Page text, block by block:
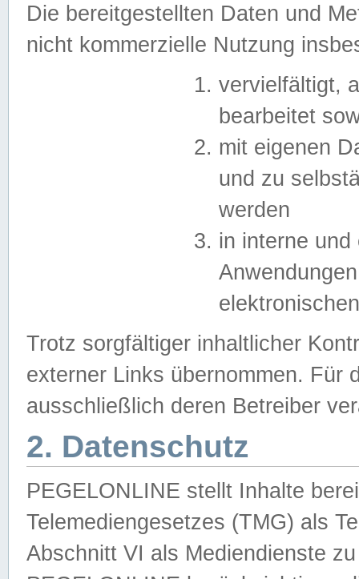
Die bereitgestellten Daten und
nicht kommerzielle Nutzung
vervielfältigt,
bearbeitet
mit eigenen
und zu
werden
in interne
Trotz sorgfältiger inhaltlicher
externer Links übernommen. Für
ausschließlich deren Betreiber
2. Datenschutz
PEGELONLINE stellt Inhalte
Telemediengesetzes (TMG) als
Abschnitt VI als Mediendienste